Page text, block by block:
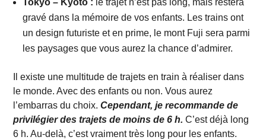
Tokyo – Kyoto : le trajet n’est pas long, mais restera
gravé dans la mémoire de vos enfants. Les trains ont
un design futuriste et en prime, le mont Fuji sera parmi
les paysages que vous aurez la chance d’admirer.
Il existe une multitude de trajets en train à réaliser dans
le monde. Avec des enfants ou non. Vous aurez
l’embarras du choix.Cependant, je recommande de
privilégier des trajets de moins de 6 h. C’est déjà long
6 h. Au-delà, c’est vraiment très long pour les enfants.